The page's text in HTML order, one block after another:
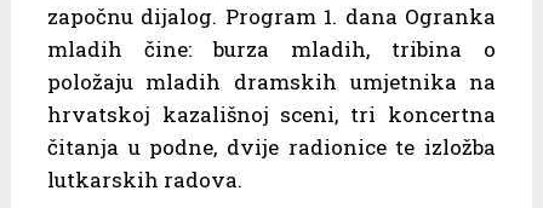
započnu dijalog. Program 1. dana Ogranka
mladih čine: burza mladih, tribina o
položaju mladih dramskih umjetnika na
hrvatskoj kazališnoj sceni, tri koncertna
čitanja u podne, dvije radionice te izložba
lutkarskih radova.